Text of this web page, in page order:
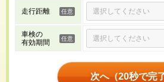
走行距離
車検の
有効期間
次へ（20秒で完